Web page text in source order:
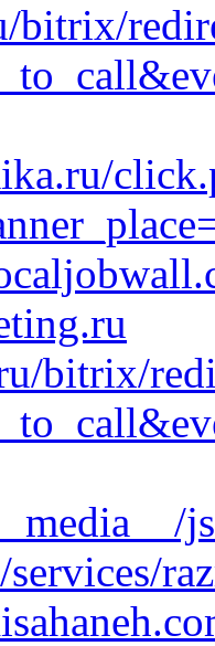
bitrix/
bitrix/